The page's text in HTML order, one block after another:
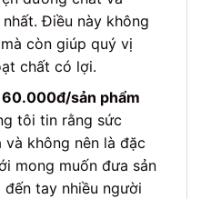
Điều này không
còn giúp quý vị
chất có lợi.
60.000đ/sản phẩm
tôi tin rằng sức
không nên là đặc
mong muốn đưa sản
tay nhiều người